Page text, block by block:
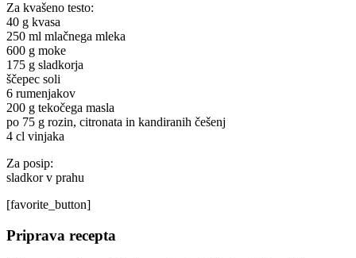
Za kvašeno testo:
40 g kvasa
250 ml mlačnega mleka
600 g moke
175 g sladkorja
ščepec soli
6 rumenjakov
200 g tekočega masla
po 75 g rozin, citronata in kandiranih češenj
4 cl vinjaka
Za posip:
sladkor v prahu
[favorite_button]
Priprava recepta